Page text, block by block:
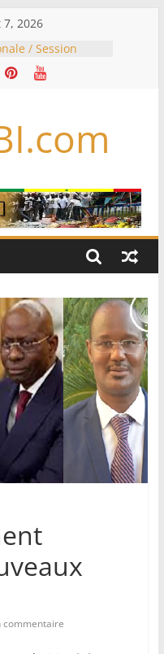
2026
/ Session
commissions
du jour ce lundi
élu président
trois mois
signent un
interdit les
et de cobalt
commentaire